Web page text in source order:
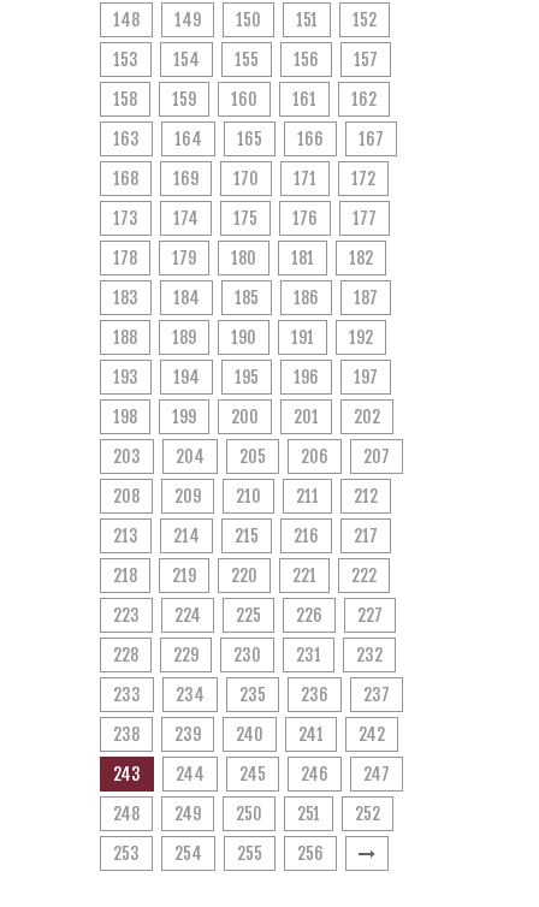
148 149 150 151
152
153
154 155 156
157
158
159 160 161
162
163
164 165 166
167
168
169 170 171
172
173
174 175 176
177
178
179 180 181
182
183
184 185 186
187
188
189 190 191
192
193
194 195 196
197
198
199 200 201
202
203
204 205 206
207
208
209 210 211
212
213
214 215 216
217
218
219 220 221
222
223
224 225 226
227
228
229 230 231
232
233
234 235 236
237
238
239 240 241
242
243
244 245 246
247
248
249 250 251
252
253
254 255 256